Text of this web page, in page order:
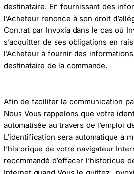
destinataire. En fournissant des
l’Acheteur renonce à son droit
Contrat par Invoxia dans le cas où
s’acquitter de ses obligations en
l’Acheteur à fournir des
destinataire de la commande.
Afin de faciliter la communication
Nous Vous rappelons que votre
automatisée au travers de l’emploi
L’identification sera automatique à
l’historique de votre navigateur
recommandé d’effacer l’historique